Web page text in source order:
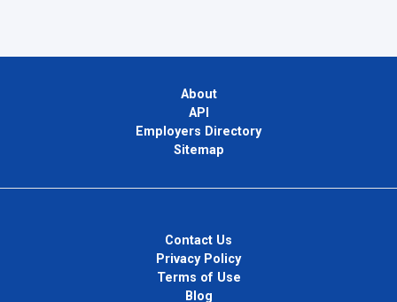
About
API
Employers Directory
Sitemap
Contact Us
Privacy Policy
Terms of Use
Blog